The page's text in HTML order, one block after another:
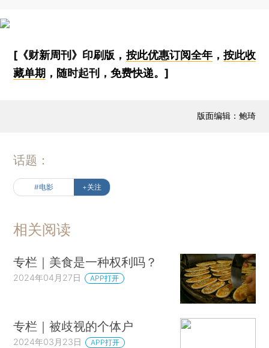
[《财新周刊》印刷版， 按此优惠订阅全年， 按此收
藏单期 ，随时起刊，免费快递。]
版面编辑：鲍琦
话题：
#电影 +关注
相关阅读
专栏｜美食是一种权利吗？
2024年04月27日 APP打开
专栏｜被歧视的个体户
2024年03月23日 APP打开